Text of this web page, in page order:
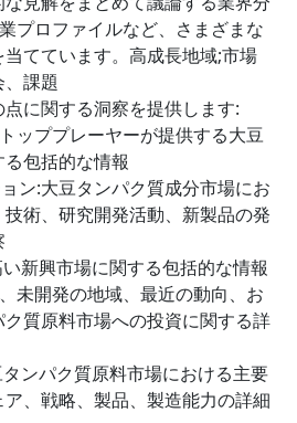
プロファイルなど、さまざまな
てています。高成長地域;市場
課題
に関する洞察を提供します:
ッププレーヤーが提供する大豆
包括的な情報
ン:大豆タンパク質成分市場にお
術、研究開発活動、新製品の発
新興市場に関する包括的な情報
未開発の地域、最近の動向、お
質原料市場への投資に関する詳
ンパク質原料市場における主要
、戦略、製品、製造能力の詳細